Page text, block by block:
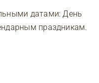
датами: День
праздникам.